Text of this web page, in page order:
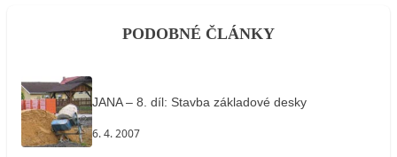
PODOBNÉ ČLÁNKY
JANA – 8. díl: Stavba základové desky
6. 4. 2007